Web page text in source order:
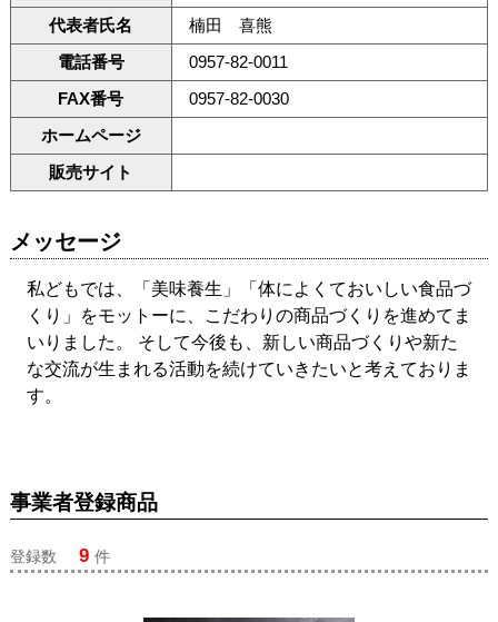
代表者氏名
楠田 喜熊
電話番号
0957-82-0011
FAX番号
0957-82-0030
ホームページ
販売サイト
メッセージ
私どもでは、「美味養生」「体によくておいしい食品づ
くり」をモットーに、こだわりの商品づくりを進めてま
いりました。 そして今後も、新しい商品づくりや新た
な交流が生まれる活動を続けていきたいと考えておりま
す。
事業者登録商品
登録数 9 件